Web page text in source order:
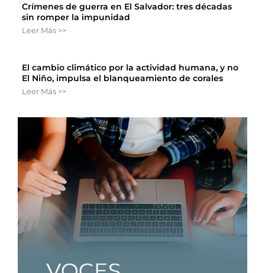
Crímenes de guerra en El Salvador: tres décadas
sin romper la impunidad
Leer Más >>
El cambio climático por la actividad humana, y no
El Niño, impulsa el blanqueamiento de corales
Leer Más >>